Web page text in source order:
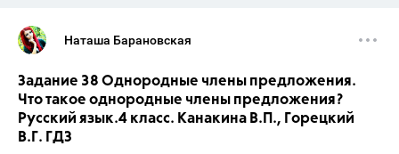
Наташа Барановская
Задание 38 Однородные члены предложения.
Что такое однородные члены предложения?
Русский язык.4 класс. Канакина В.П., Горецкий
В.Г. ГДЗ